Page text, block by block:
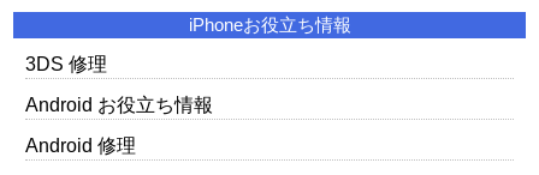
iPhoneお役立ち情報
3DS 修理
Android お役立ち情報
Android 修理